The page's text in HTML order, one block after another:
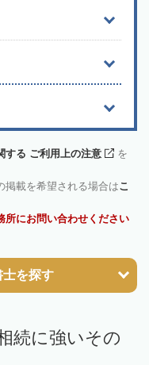
する ご利用上の注意
を
掲載を希望される場合はこ
所にお問い合わせください
士を探す
続に強いその